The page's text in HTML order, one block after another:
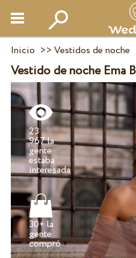
Inicio >> Vestidos de noche
Vestido de noche Ema
23
967 la
gente
estaba
interesada
30+ la
gente
compró